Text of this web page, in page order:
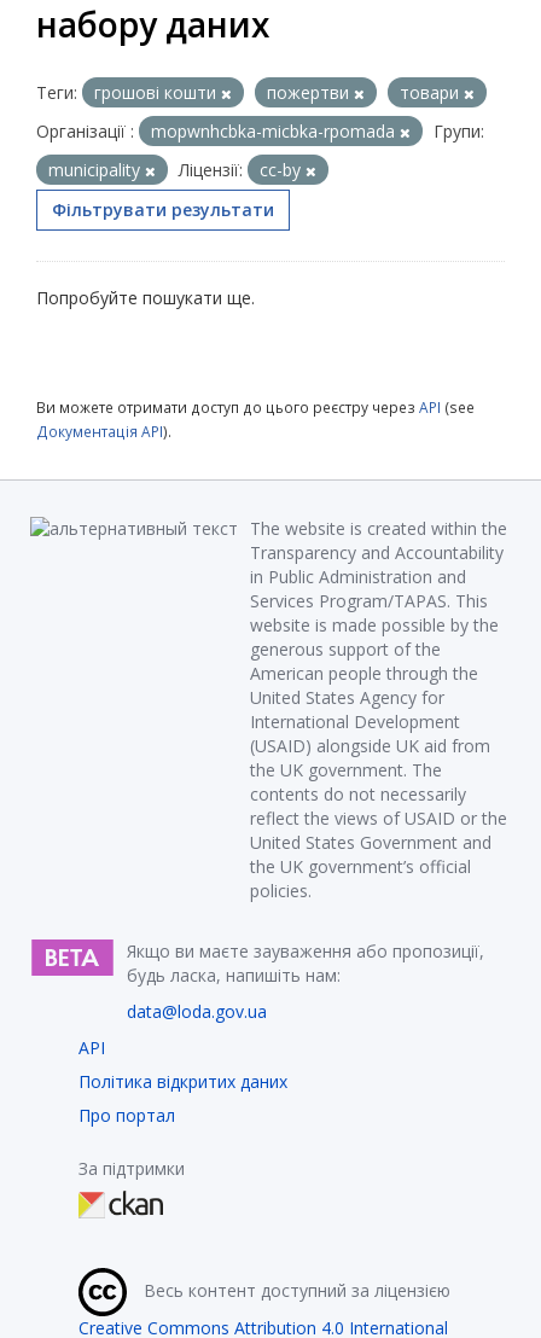
набору даних
Теги: грошові кошти пожертви
товари
Організації :
mopwnhcbka-micbka-rpomada
Групи:
municipality
Ліцензії:
cc-by
Фільтрувати результати
Попробуйте пошукати ще.
Ви можете отримати доступ до цього реєстру через API (see
Документація API).
The website is created within the
Transparency and Accountability
in Public Administration and
Services Program/TAPAS. This
website is made possible by the
generous support of the
American people through the
United States Agency for
International Development
(USAID) alongside UK aid from
the UK government. The
contents do not necessarily
reflect the views of USAID or the
United States Government and
the UK government’s official
policies.
Якщо ви маєте зауваження або пропозиції,
будь ласка, напишіть нам:
data@loda.gov.ua
API
Політика відкритих даних
Про портал
За підтримки
Весь контент доступний за ліцензією
Creative Commons Attribution 4.0 International